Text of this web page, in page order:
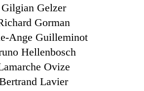
Gilgian Gelzer
Gorman
Ange Guilleminot
Hellenbosch
Ovize
Lavier